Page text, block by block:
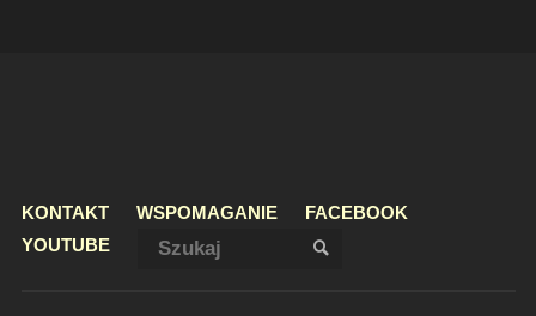
KONTAKT WSPOMAGANIE
FACEBOOK
YOUTUBE
SZUKAJ